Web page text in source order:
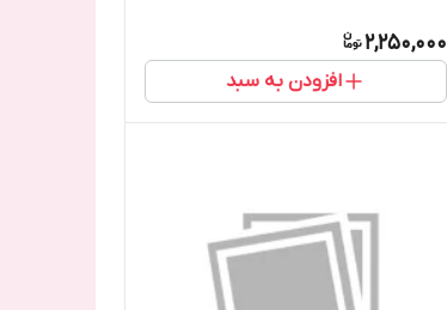
2,250,000
افزودن به سبد